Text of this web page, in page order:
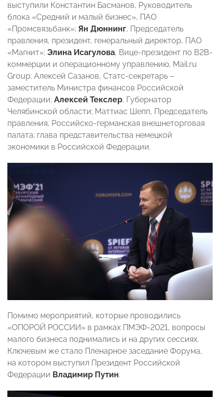
выступили Константин Басманов, Руководитель
блока «Средний и малый бизнес», ПАО
«Промсвязьбанк»; Ян Дюннинг, Председатель
правления, президент, генеральный директор, ПАО
«Магнит»; Элина Исагулова, Вице-президент по B2B-
коммерции и операционному управлению, Mail.ru
Group; Алексей Сазанов, Статс-секретарь –
заместитель Министра финансов Российской
Федерации; Алексей Текслер, Губернатор
Челябинской области; Маттиас Шепп, Председатель
правления, Российско-германская внешнеторговая
палата; глава представительства немецкой
экономики в Российской Федерации.
Помимо мероприятий, которые проводились
«ОПОРОЙ РОССИИ» в рамках ПМЭФ-2021, вопросы
малого бизнеса поднимались и на других сессиях.
Ключевым же стало Пленарное заседание Форума,
на котором выступил Президент Российской
Федерации Владимир Путин.